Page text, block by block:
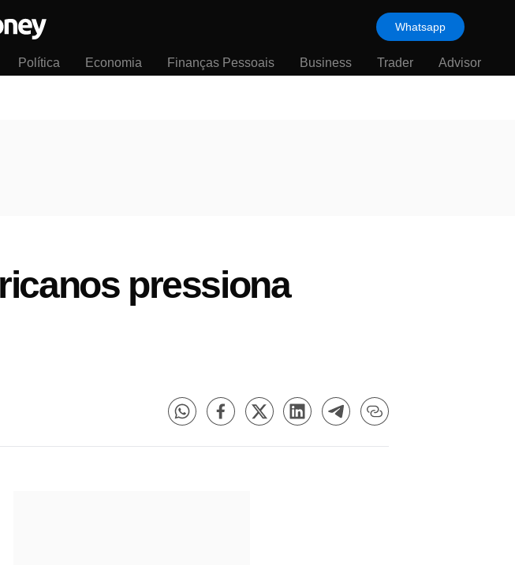
Whatsapp
Política Economia Finanças Pessoais Business Trader Advisor
pressiona